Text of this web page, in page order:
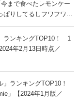
まで食べたレモンケー
りしてるしフワフワで
ランキングTOP10！ 1
年2月13日時点／
」ランキングTOP10！
」【2024年1月版／